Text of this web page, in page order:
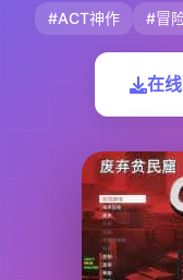
#ACT神作 #冒
在